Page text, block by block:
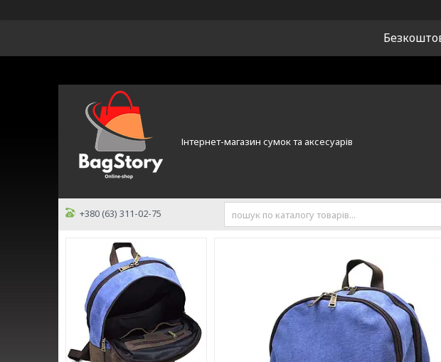
Інтернет-магазин сумок та аксесуарів
+380 (63) 311-02-75